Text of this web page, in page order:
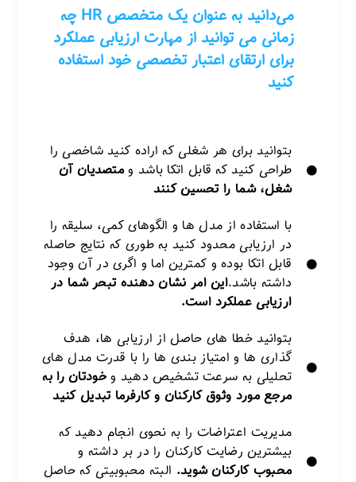
می‌دانید به عنوان یک متخصص HR چه
زمانی می توانید از مهارت ارزیابی عملکرد
برای ارتقای اعتبار تخصصی خود استفاده
کنید
بتوانید برای هر شغلی که اراده کنید شاخصی را
طراحی کنید که قابل اتکا باشد و متصدیان آن
شغل، شما را تحسین کنند
با استفاده از مدل ها و الگوهای کمی، سلیقه را
در ارزیابی محدود کنید به طوری که نتایج حاصله
قابل اتکا بوده و کمترین اما و اگری در آن وجود
داشته باشد.این امر نشان دهنده تبحر شما در
ارزیابی عملکرد است.
بتوانید خطا های حاصل از ارزیابی ها، هدف
گذاری ها و امتیاز بندی ها را با قدرت مدل های
تحلیلی به سرعت تشخیص دهید وخودتان را به
مرجع مورد وثوق کارکنان و کارفرما تبدیل کنید
مدیریت اعتراضات را به نحوی انجام دهید که
بیشترین رضایت کارکنان را در بر داشته و
محبوب کارکنان شوید. البته محبوبیتی که حاصل